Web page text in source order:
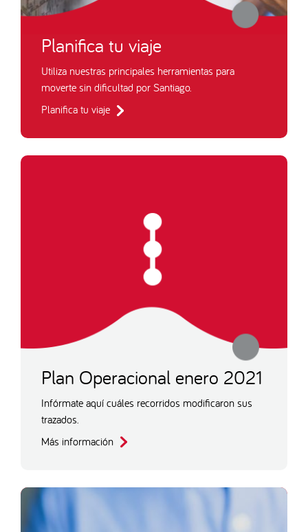
Planifica tu viaje
Utiliza nuestras principales herramientas para
moverte sin dificultad por Santiago.
Planifica tu viaje
Plan Operacional enero 2021
Infórmate aquí cuáles recorridos modificaron sus
trazados.
Más información